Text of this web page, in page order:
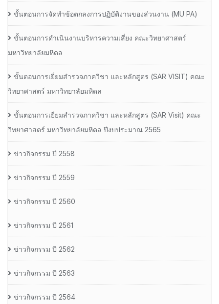
ขั้นตอนการจัดทำข้อตกลงการปฏิบัติงานของส่วนงาน (MU PA)
ขั้นตอนการดำเนินงานบริหารความเสี่ยง คณะวิทยาศาสตร์
มหาวิทยาลัยมหิดล
ขั้นตอนการเยี่ยมสำรวจภาควิชา และหลักสูตร (SAR VISIT) คณะ
วิทยาศาสตร์ มหาวิทยาลัยมหิดล
ขั้นตอนการเยี่ยมสำรวจภาควิชา และหลักสูตร (SAR Visit) คณะ
วิทยาศาสตร์ มหาวิทยาลัยมหิดล ปีงบประมาณ 2565
ข่าวกิจกรรม ปี 2558
ข่าวกิจกรรม ปี 2559
ข่าวกิจกรรม ปี 2560
ข่าวกิจกรรม ปี 2561
ข่าวกิจกรรม ปี 2562
ข่าวกิจกรรม ปี 2563
ข่าวกิจกรรม ปี 2564